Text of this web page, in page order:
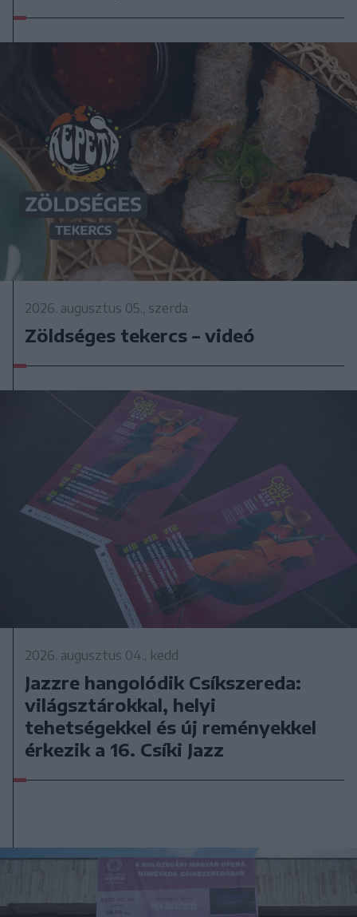
2026. augusztus 05., szerda
Zöldséges tekercs – videó
2026. augusztus 04., kedd
Jazzre hangolódik Csíkszereda:
világsztárokkal, helyi
tehetségekkel és új reményekkel
érkezik a 16. Csíki Jazz